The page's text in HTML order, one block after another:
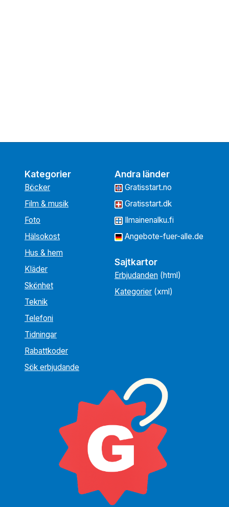
Kategorier
Böcker
Film & musik
Foto
Hälsokost
Hus & hem
Kläder
Skönhet
Teknik
Telefoni
Tidningar
Rabattkoder
Sök erbjudande
Andra länder
Gratisstart.no
Gratisstart.dk
Ilmainenalku.fi
Angebote-fuer-alle.de
Sajtkartor
Erbjudanden (html)
Kategorier (xml)